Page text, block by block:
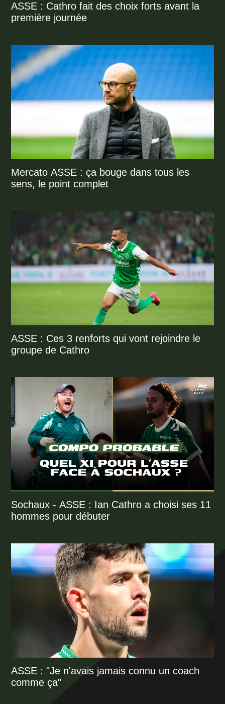
ASSE : Cathro fait des choix forts avant la
première journée
Mercato ASSE : ça bouge dans tous les
sens, le point complet
ASSE : Ces 3 renforts qui vont rejoindre le
groupe de Cathro
Sochaux - ASSE : Ian Cathro a choisi ses 11
hommes pour débuter
ASSE : "Je n'avais jamais connu un coach
comme ça"